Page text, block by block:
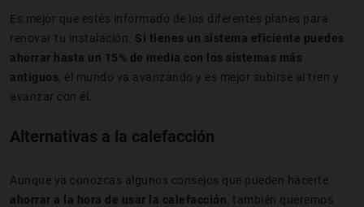
Es mejor que estés informado de los diferentes planes para
renovar tu instalación. Si tienes un sistema eficiente puedes
ahorrar hasta un 15% de media con los sistemas más
antiguos; el mundo va avanzando y es mejor subirse al tren y
avanzar con él.
Alternativas a la calefacción
Aunque ya conozcas algunos consejos que pueden hacerte
ahorrar a la hora de usar la calefacción , también queremos